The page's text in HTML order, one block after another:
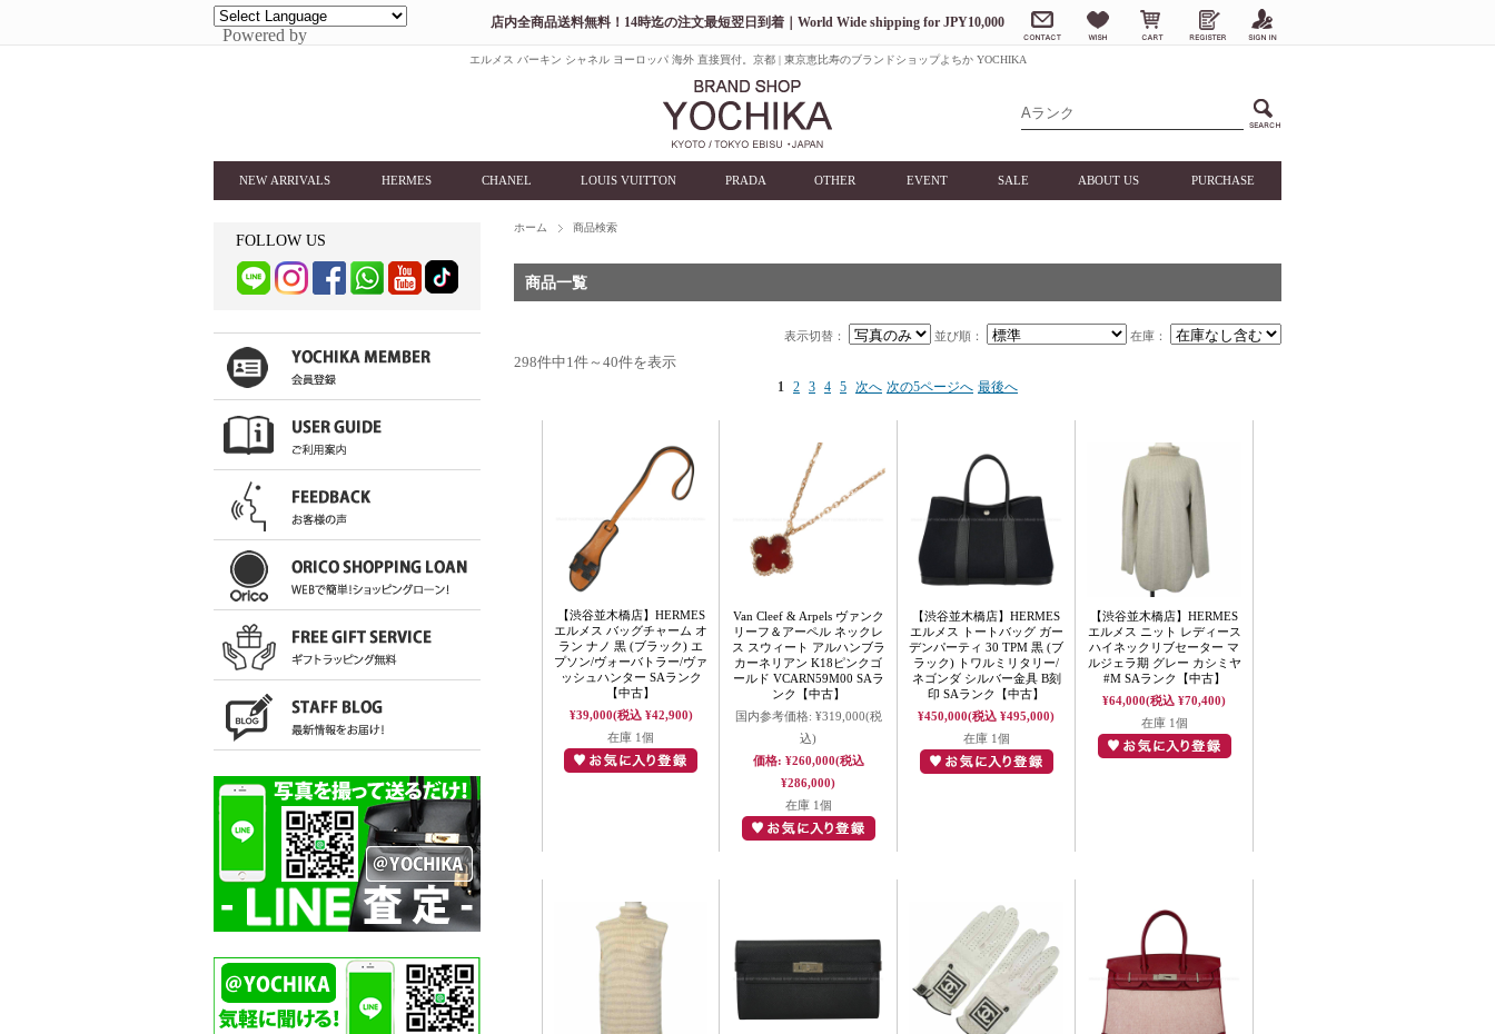
Powered by
店内全商品送料無料！14時迄の注文最短翌日到着｜World Wide shipping for JPY10,000
エルメス バーキン シャネル ヨーロッパ 海外 直接買付。京都 | 東京恵比寿のブランドショップよちか YOCHIKA
NEW ARRIVALS HERMES CHANEL LOUIS VUITTON PRADA OTHER EVENT SALE ABOUT US PURCHASE
ホーム 商品検索
商品一覧
表示切替： 並び順： 在庫：
298件中1件～40件を表示
1 2 3 4 5 次へ 次の5ページへ 最後へ
【渋谷並木橋店】HERMES
エルメス バッグチャーム オ
ラン ナノ 黒 (ブラック) エ
プソン/ヴォーバトラー/ヴァ
ッシュハンター SAランク
【中古】
¥39,000(税込 ¥42,900)
在庫 1個
Van Cleef & Arpels ヴァンク
リーフ＆アーペル ネックレ
ス スウィート アルハンブラ
カーネリアン K18ピンクゴ
ールド VCARN59M00 SAラ
ンク【中古】
国内参考価格: ¥319,000(税
込)
価格: ¥260,000(税込
¥286,000)
在庫 1個
【渋谷並木橋店】HERMES
エルメス トートバッグ ガー
デンパーティ 30 TPM 黒 (ブ
ラック) トワルミリタリー/
ネゴンダ シルバー金具 B刻
印 SAランク【中古】
¥450,000(税込 ¥495,000)
在庫 1個
【渋谷並木橋店】HERMES
エルメス ニット レディース
ハイネックリブセーター マ
ルジェラ期 グレー カシミヤ
#M SAランク【中古】
¥64,000(税込 ¥70,400)
在庫 1個
FOLLOW US